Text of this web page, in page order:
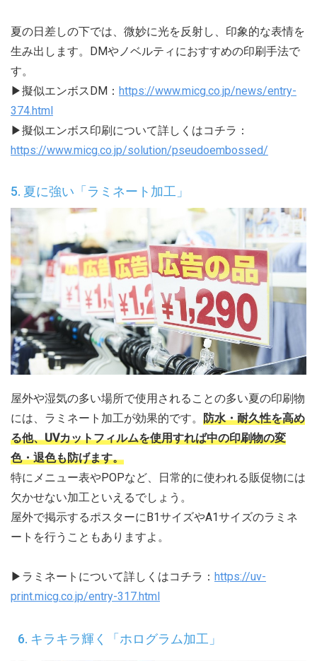
夏の日差しの下では、微妙に光を反射し、印象的な表情を
生み出します。DMやノベルティにおすすめの印刷手法で
す。
▶擬似エンボスDM： https://www.micg.co.jp/news/entry-
374.html
▶擬似エンボス印刷について詳しくはコチラ：
https://www.micg.co.jp/solution/pseudoembossed/
5. 夏に強い「ラミネート加工」
屋外や湿気の多い場所で使用されることの多い夏の印刷物
には、ラミネート加工が効果的です。 防水・耐久性を高め
る他、UVカットフィルムを使用すれば中の印刷物の変
色・退色も防げます。
特にメニュー表やPOPなど、日常的に使われる販促物には
欠かせない加工といえるでしょう。
屋外で掲示するポスターにB1サイズやA1サイズのラミネ
ートを行うこともありますよ。
▶ラミネートについて詳しくはコチラ： https://uv-
print.micg.co.jp/entry-317.html
6. キラキラ輝く「ホログラム加工」